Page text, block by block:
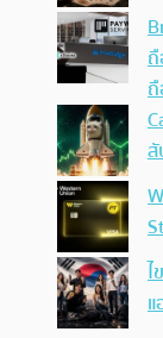
แ